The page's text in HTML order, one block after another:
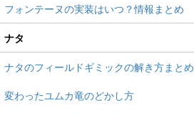
フォンテーヌの実装はいつ？情報まとめ
ナタ
ナタのフィールドギミックの解き方まとめ
変わったユムカ竜のどかし方